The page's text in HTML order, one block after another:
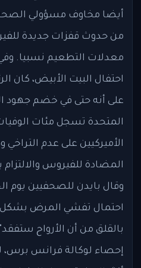
أيضا مخاوف مسؤولي
من حدوث قفزات جديدة
معدلات التطعيم نسبيا.
احتفال البيت الأبيض، كان
على أنه حتى في خضم جهود
المتحدة تسجل مئات
الأميركيين على عدم التراخي
المضادة للفيروس والالتزام
وقال بايدن للصحفيين يوم
احتمال تفشي المرض بشكل
بالقلق من أن الأرواح
إحصاء لوكالة فرانس برس،